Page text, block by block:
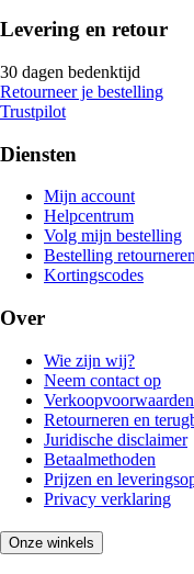
Levering en retour
30 dagen bedenktijd
Retourneer je bestelling
Trustpilot
Diensten
Mijn account
Helpcentrum
Volg mijn bestelling
Bestelling retourneren
Kortingscodes
Over
Wie zijn wij?
Neem contact op
Verkoopvoorwaarden
Retourneren en
Juridische disclaimer
Betaalmethoden
Prijzen en
Privacy verklaring
Onze winkels